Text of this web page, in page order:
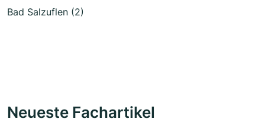
Bad Salzuflen (2)
Neueste Fachartikel